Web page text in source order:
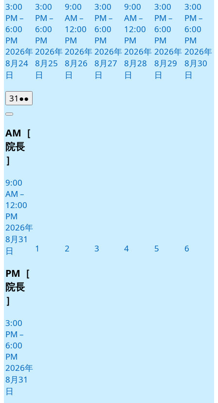
3:00
PM –
6:00
PM
2026年
8月24
日
3:00
PM –
6:00
PM
2026年
8月25
日
9:00
AM –
12:00
PM
2026年
8月26
日
3:00
PM –
6:00
PM
2026年
8月27
日
9:00
AM –
12:00
PM
2026年
8月28
日
3:00
PM –
6:00
PM
2026年
8月29
日
3:00
PM –
6:00
PM
2026年
8月30
日
31 2026
年
月
31
日
●●
件
イ
Close
AM［
院長
］
9:00
AM –
12:00
PM
2026年
8月31
日
PM［
院長
］
3:00
PM –
6:00
PM
2026年
8月31
日
1 2 3 42026
5 6